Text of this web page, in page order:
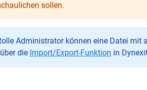
sollen.
Administrator können eine Datei mit
die Import/Export-Funktion in